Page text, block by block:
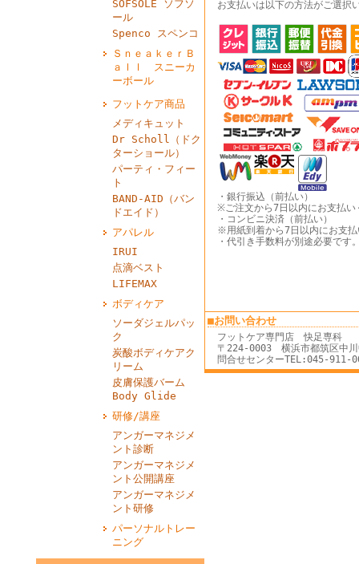
SOFSOLE ソフソ
ール
Spenco スペンコ
ＳｎｅａｋｅｒＢ
ａｌｌ スニーカ
ーボール
フットケア商品
メディキュット
Dr Scholl（ドク
ターショール）
パーティ・フィー
ト
BAND‐AID（バン
ドエイド）
アパレル
IRUI
点滴ベスト
LIFEMAX
ボディケア
ソーダジェルパッ
ク
炭酸ボディケアク
リーム
皮膚保護バーム
Body Glide
研修/講座
アンガーマネジメ
ント診断
アンガーマネジメ
ント公開講座
アンガーマネジメ
ント研修
パーソナルトレー
ニング
お支払いは以下の方法がご選択
・銀行振込（前払い）
※ご注文から7日以内にお支払い
・コンビニ決済（前払い）
※用紙到着から7日以内にお支
・代引き手数料が別途必要です
■お問い合わせ
フットケア専門店 快足専科
〒224-0003 横浜市都筑区中
問合せセンターTEL:045-